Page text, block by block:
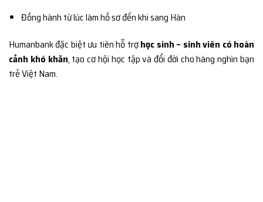
Đồng hành từ lúc làm hồ sơ đến khi sang Hàn
Humanbank đặc biệt ưu tiên hỗ trợhọc sinh – sinh viên có hoàn
cảnh khó khăn, tạo cơ hội học tập và đổi đời cho hàng nghìn bạn
trẻ Việt Nam.